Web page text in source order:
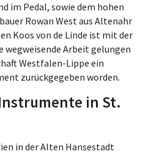
im Pedal, sowie dem hohen
Rowan West aus Altenahr
Koos von de Linde ist mit der
wegweisende Arbeit gelungen
Westfalen-Lippe ein
zurückgegeben worden.
in St.
in der Alten Hansestadt